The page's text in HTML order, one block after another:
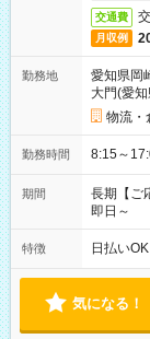
交通費
月収例
勤務地
愛知県岡
大門(愛
物流・
勤務時間
期間
長期【ご
即日～
特徴 日払いOK
気になる！